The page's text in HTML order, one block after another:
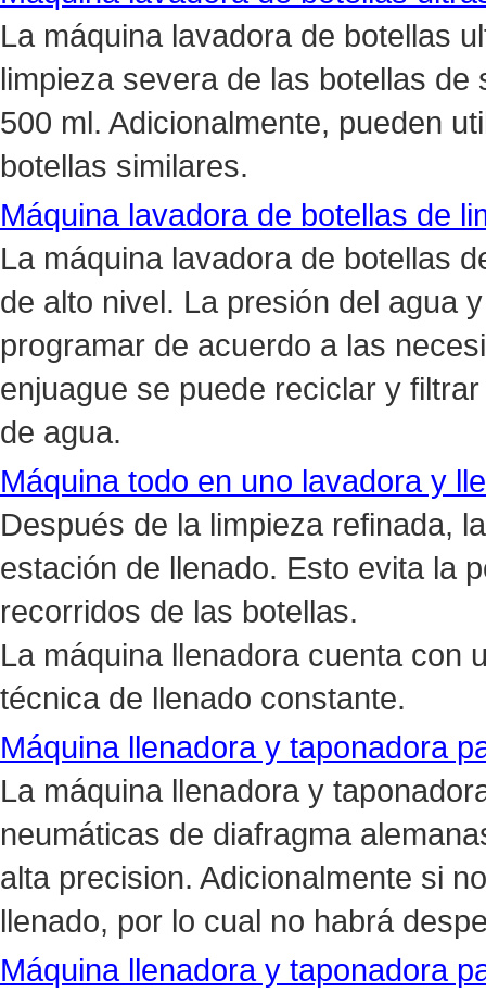
La máquina lavadora de botellas
limpieza severa de las botellas
500 ml. Adicionalmente, pueden
botellas similares.
Máquina lavadora de botellas de
La máquina lavadora de botellas
de alto nivel. La presión del agua
programar de acuerdo a las
enjuague se puede reciclar y
de agua.
Máquina todo en uno lavadora y
Después de la limpieza refinada,
estación de llenado. Esto evita la
recorridos de las botellas.
La máquina llenadora cuenta con
técnica de llenado constante.
Máquina llenadora y taponadora
La máquina llenadora y
neumáticas de diafragma
alta precision. Adicionalmente si
llenado, por lo cual no habrá
Máquina llenadora y taponadora